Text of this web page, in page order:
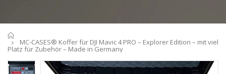
MC-CASES® Koffer für DJI Mavic 4 PRO – Explorer Edition – mit viel
Platz für Zubehör – Made in Germany